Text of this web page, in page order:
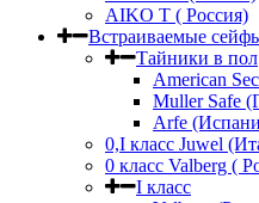
AIKO Т ( Россия)
Встраиваемые
Тайники в пол
American
Muller Safe
Arfe
0,I класс Juwel
0 класс Valberg (
I класс